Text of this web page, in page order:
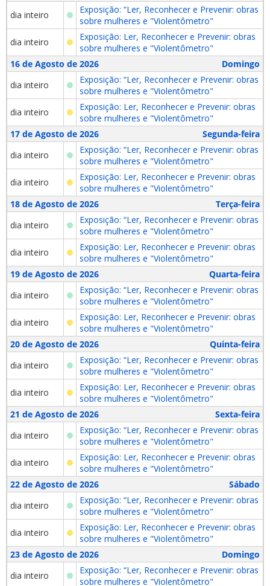
dia inteiro
Exposição: “Ler, Reconhecer e Prevenir: obras
sobre mulheres e "Violentômetro"
dia inteiro
Exposição: Ler, Reconhecer e Prevenir: obras
sobre mulheres e "Violentômetro"
16 de Agosto de 2026
Domingo
dia inteiro
Exposição: “Ler, Reconhecer e Prevenir: obras
sobre mulheres e "Violentômetro"
dia inteiro
Exposição: Ler, Reconhecer e Prevenir: obras
sobre mulheres e "Violentômetro"
17 de Agosto de 2026
Segunda-feira
dia inteiro
Exposição: “Ler, Reconhecer e Prevenir: obras
sobre mulheres e "Violentômetro"
dia inteiro
Exposição: Ler, Reconhecer e Prevenir: obras
sobre mulheres e "Violentômetro"
18 de Agosto de 2026
Terça-feira
dia inteiro
Exposição: “Ler, Reconhecer e Prevenir: obras
sobre mulheres e "Violentômetro"
dia inteiro
Exposição: Ler, Reconhecer e Prevenir: obras
sobre mulheres e "Violentômetro"
19 de Agosto de 2026
Quarta-feira
dia inteiro
Exposição: “Ler, Reconhecer e Prevenir: obras
sobre mulheres e "Violentômetro"
dia inteiro
Exposição: Ler, Reconhecer e Prevenir: obras
sobre mulheres e "Violentômetro"
20 de Agosto de 2026
Quinta-feira
dia inteiro
Exposição: “Ler, Reconhecer e Prevenir: obras
sobre mulheres e "Violentômetro"
dia inteiro
Exposição: Ler, Reconhecer e Prevenir: obras
sobre mulheres e "Violentômetro"
21 de Agosto de 2026
Sexta-feira
dia inteiro
Exposição: “Ler, Reconhecer e Prevenir: obras
sobre mulheres e "Violentômetro"
dia inteiro
Exposição: Ler, Reconhecer e Prevenir: obras
sobre mulheres e "Violentômetro"
22 de Agosto de 2026
Sábado
dia inteiro
Exposição: “Ler, Reconhecer e Prevenir: obras
sobre mulheres e "Violentômetro"
dia inteiro
Exposição: Ler, Reconhecer e Prevenir: obras
sobre mulheres e "Violentômetro"
23 de Agosto de 2026
Domingo
dia inteiro
Exposição: “Ler, Reconhecer e Prevenir: obras
sobre mulheres e "Violentômetro"